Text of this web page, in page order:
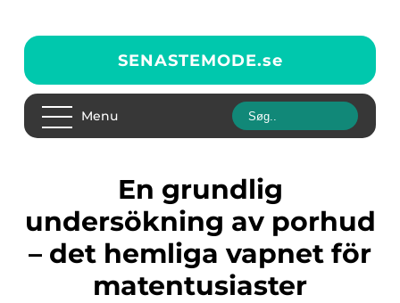
SENASTEMODE.se
Menu
En grundlig
undersökning av porhud
– det hemliga vapnet för
matentusiaster